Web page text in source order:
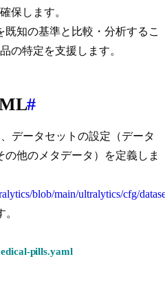
保します。
既知の基準と比較・分析するこ
の特定を支援します。
#
データセットの設定（データ
他のメタデータ）を定義しま
blob/main/ultralytics/cfg/
pills.yaml